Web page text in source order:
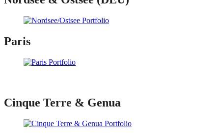
Paris
Cinque Terre & Genua